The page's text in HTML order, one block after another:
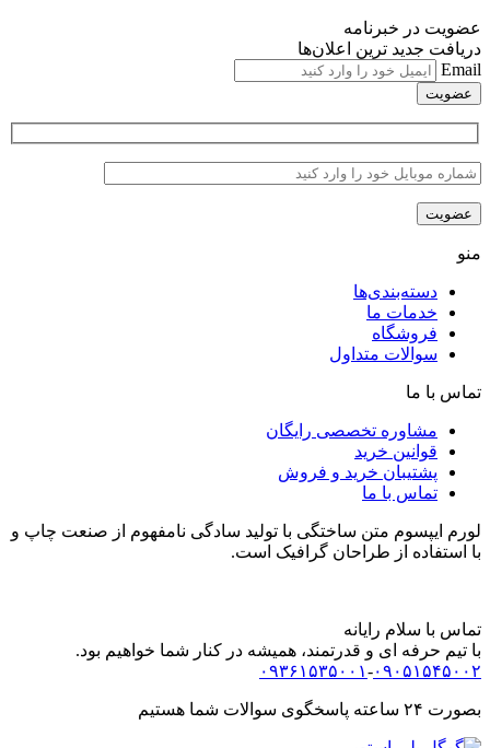
عضویت در خبرنامه
دریافت جدید ترین اعلان‌ها
Email
منو
دسته‌بندی‌ها
خدمات ما
فروشگاه
سوالات متداول
تماس با ما
مشاوره تخصصی رایگان
قوانین خرید
پشتیبان خرید و فروش
تماس با ما
لورم ایپسوم متن ساختگی با تولید سادگی نامفهوم از صنعت چاپ و
با استفاده از طراحان گرافیک است.
تماس با سلام رایانه
با تیم حرفه ای و قدرتمند، همیشه در کنار شما خواهیم بود.
۰۹۳۶۱۵۳۵۰۰۱-۰۹۰۵۱۵۴۵۰۰۲
بصورت ۲۴ ساعته پاسخگوی سوالات شما هستیم